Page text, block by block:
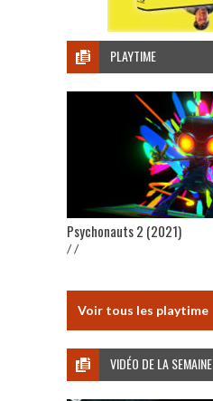
PLAYTIME
Psychonauts 2 (2021)
/ /
Voir tous les playtime
VIDÉO DE LA SEMAINE